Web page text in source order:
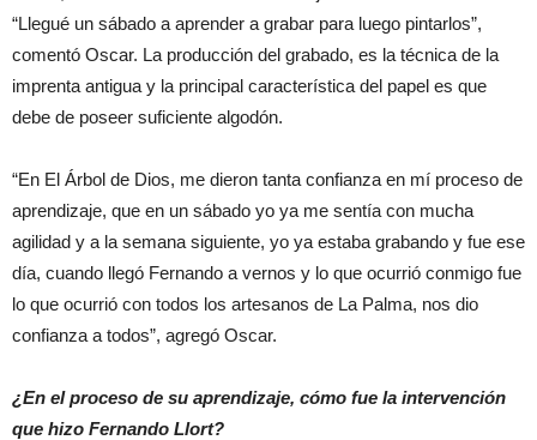
“Llegué un sábado a aprender a grabar para luego pintarlos”,
comentó Oscar. La producción del grabado, es la técnica de la
imprenta antigua y la principal característica del papel es que
debe de poseer suficiente algodón.
“En El Árbol de Dios, me dieron tanta confianza en mí proceso de
aprendizaje, que en un sábado yo ya me sentía con mucha
agilidad y a la semana siguiente, yo ya estaba grabando y fue ese
día, cuando llegó Fernando a vernos y lo que ocurrió conmigo fue
lo que ocurrió con todos los artesanos de La Palma, nos dio
confianza a todos”, agregó Oscar.
¿En el proceso de su aprendizaje, cómo fue la intervención
que hizo Fernando Llort?